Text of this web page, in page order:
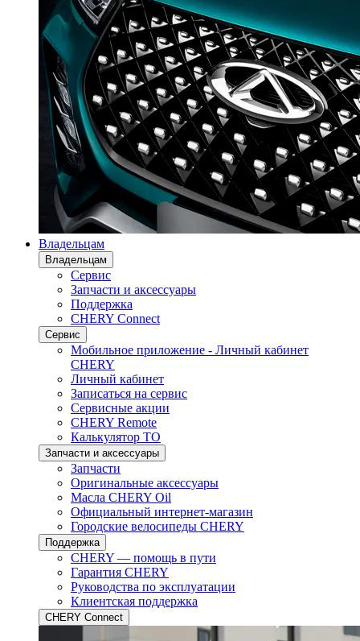
Владельцам
Владельцам
Сервис
Запчасти и аксессуары
Поддержка
CHERY Connect
Сервис
Мобильное приложение - Личный кабинет
CHERY
Личный кабинет
Записаться на сервис
Сервисные акции
CHERY Remote
Калькулятор ТО
Запчасти и аксессуары
Запчасти
Оригинальные аксессуары
Масла CHERY Oil
Официальный интернет-магазин
Городские велосипеды CHERY
Поддержка
CHERY — помощь в пути
Гарантия CHERY
Руководства по эксплуатации
Клиентская поддержка
CHERY Connect